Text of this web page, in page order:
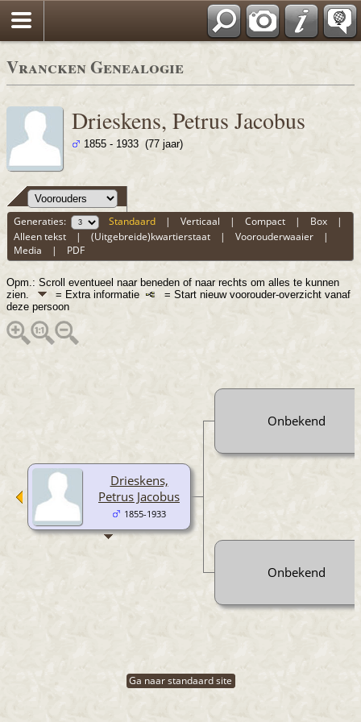
Vrancken Genealogie
Drieskens, Petrus Jacobus
1855 - 1933 (77 jaar)
Generaties: Standaard |Verticaal |Compact | Box |
Alleen tekst |(Uitgebreide)kwartierstaat |Voorouderwaaier |
Media | PDF
Opm.: Scroll eventueel naar beneden of naar rechts om alles te kunnen
zien.
= Extra informatie
= Start nieuw voorouder-overzicht vanaf
deze persoon
Drieskens,
Petrus Jacobus
1855-1933
Onbekend
Onbekend
Ga naar standaard site